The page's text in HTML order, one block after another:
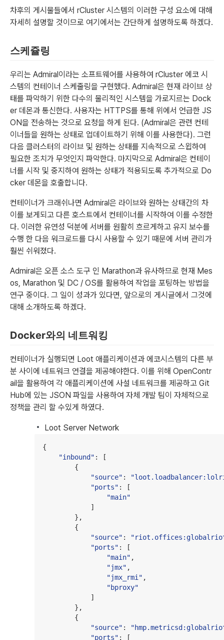
차후의 게시물들에서 rCluster 시스템의 이러한 구성 요소에 대해
자세히 설명할 것이므로 여기에서는 간단하게 설명하도록 하겠다.
스케쥴링
우리는 Admiral이라는 소프트웨어를 사용하여 rCluster 에코 시
스템의 컨테이너 스케줄링을 구현했다. Admiral은 현재 라이브 상
태를 파악하기 위한 다수의 물리적인 시스템을 가로지르는 Dock
er 데몬과 통신한다. 사용자는 HTTPS를 통해 위에서 언급한 JS
ON을 전송하는 것으로 요청을 하게 된다. (Admiral은 관련 컨테
이너들을 원하는 상태로 업데이트하기 위해 이를 사용한다). 그런
다음 클러스터의 라이브 및 원하는 상태를 지속적으로 스윕하여
필요한 조치가 무엇인지 파악한다. 마지막으로 Admiral은 컨테이
너를 시작 및 중지하여 원하는 상태가 적용되도록 추가적으로 Do
cker 데몬을 호출합니다.
컨테이너가 크래쉬나면 Admiral은 라이브와 원하는 상태간의 차
이를 보게되고 다른 호스트에서 컨테이너를 시작하여 이를 수정한
다. 이러한 유연성 덕분에 서버를 원활히 흐르게하고 유지 보수를
수행 한 다음 워크로드를 다시 사용할 수 있기 때문에 서버 관리가
훨씬 쉬워졌다.
Admiral은 오픈 소스 도구 인 Marathon과 유사하므로 현재 Mes
os, Marathon 및 DC / OS를 활용하여 작업을 포팅하는 방법을
연구 중이다. 그 일이 성과가 있다면, 앞으로의 게시글에서 그것에
대해 소개하도록 하겠다.
Docker와의 네트워킹
컨테이너가 실행되면 Loot 애플리케이션과 에코시스템의 다른 부
분 사이에 네트워크 연결을 제공해야한다. 이를 위해 OpenContr
ail을 활용하여 각 애플리케이션에 사설 네트워크를 제공하고 Git
Hub에 있는 JSON 파일을 사용하여 자체 개발 팀이 자체적으로
정책을 관리 할 수있게 하였다.
Loot Server Network
{
"inbound " : [
        {
"source" : "
"ports" : [
"main"
            ]
        },
        {
"source" : "
"ports" : [
"main" ,
"jmx" ,
"jmx_rmi " ,
"bproxy"
            ]
        },
        {
"source" : "
"ports" : [